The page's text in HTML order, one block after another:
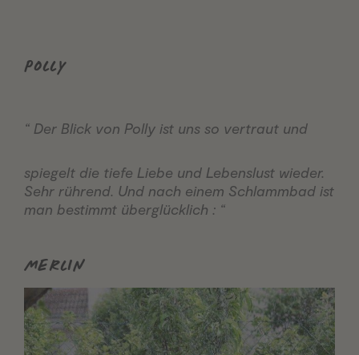
POLLY
“ Der Blick von Polly ist uns so vertraut und
spiegelt die tiefe Liebe und Lebenslust wieder.
Sehr rührend. Und nach einem Schlammbad ist
man bestimmt überglücklich : “
MERLIN